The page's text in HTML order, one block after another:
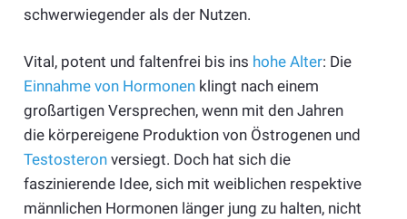
schwerwiegender als der Nutzen.
Vital, potent und faltenfrei bis ins hohe Alter: Die
Einnahme von Hormonenklingt nach einem
großartigen Versprechen, wenn mit den Jahren
die körpereigene Produktion von Östrogenen und
Testosteronversiegt. Doch hat sich die
faszinierende Idee, sich mit weiblichen respektive
männlichen Hormonen länger jung zu halten, nicht